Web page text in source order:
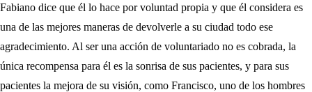
Fabiano dice que él lo hace por voluntad propia y que él considera es
una de las mejores maneras de devolverle a su ciudad todo ese
agradecimiento. Al ser una acción de voluntariado no es cobrada, la
única recompensa para él es la sonrisa de sus pacientes, y para sus
pacientes la mejora de su visión, como Francisco, uno de los hombres